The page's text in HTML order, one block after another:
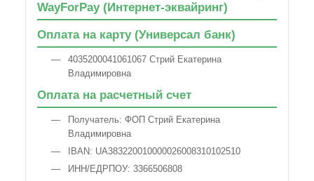
WayForPay (Интернет-эквайринг)
Оплата на карту (Универсал банк)
4035200041061067 Стрий Екатерина
Владимировна
Оплата на расчетный счет
Получатель: ФОП Стрий Екатерина
Владимировна
IBAN: UA383220010000026008310102510
ИНН/ЕДРПОУ: 3366506808